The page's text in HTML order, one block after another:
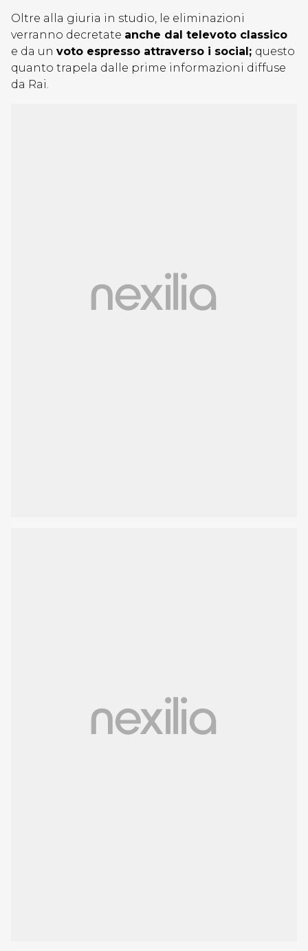
Oltre alla giuria in studio, le eliminazioni
verranno decretate anche dal televoto classico
e da un voto espresso attraverso i social; questo
quanto trapela dalle prime informazioni diffuse
da Rai.